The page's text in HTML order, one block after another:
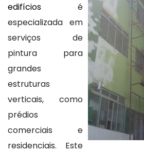
edifícios é
especializada em
serviços de
pintura para
grandes
estruturas
verticais, como
prédios
comerciais e
residenciais. Este